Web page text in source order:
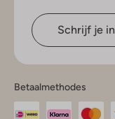
Schrijf je in
Betaalmethodes